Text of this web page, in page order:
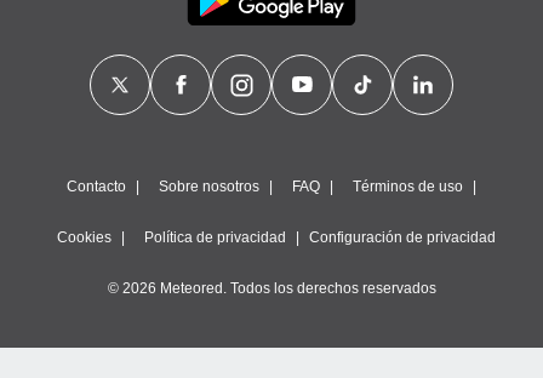
Contacto Sobre nosotros FAQ Términos de uso
Cookies Política de privacidad Configuración de privacidad
© 2026 Meteored. Todos los derechos reservados